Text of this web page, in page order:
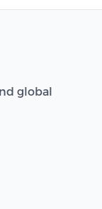
global